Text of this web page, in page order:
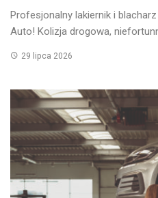
Profesjonalny lakiernik i
Auto! Kolizja drogowa,
29 lipca 2026